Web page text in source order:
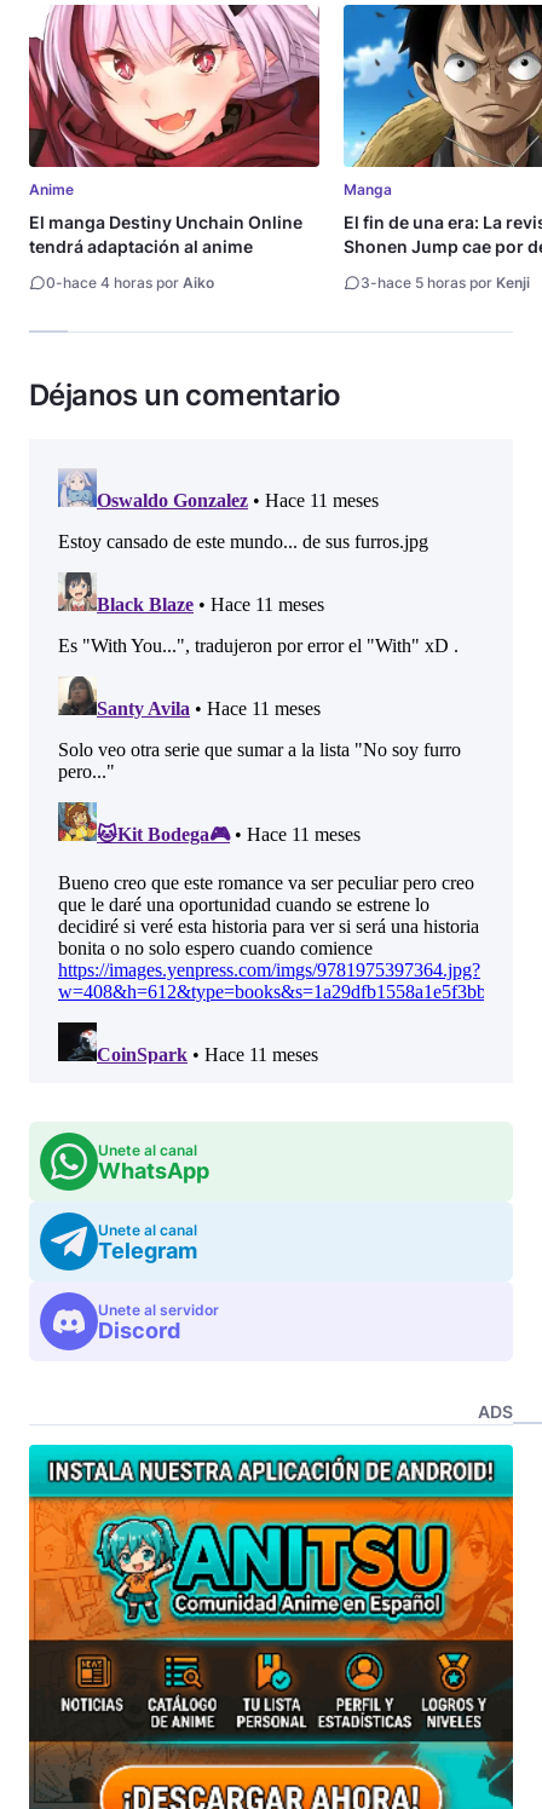
Anime
El manga Destiny Unchain Online
tendrá adaptación al anime
0-hace 4 horas por Aiko
Manga
El fin de una era: La
Shonen Jump cae por
3-hace 5 horas por Kenji
Déjanos un comentario
Unete al canal
WhatsApp
Unete al canal
Telegram
Unete al servidor
Discord
ADS